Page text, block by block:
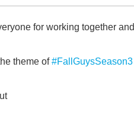
for working together
theme of#FallGuysSeason3